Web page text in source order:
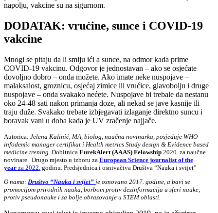
napolju, vakcine su na sigurnom.
DODATAK: vrućine, sunce i COVID-19
vakcine
Mnogi se pitaju da li smiju ići a sunce, na odmor kada prime
COVID-19 vakcinu. Odgovor je jednostavan – ako se osjećate
dovoljno dobro – onda možete. Ako imate neke nuspojave –
malaksalost, groznicu, osjećaj zimice ili vrućice, glavobolju i druge
nuspojave – onda svakako nećete. Nuspojave bi trebale da nestanu
oko 24-48 sati nakon primanja doze, ali nekad se jave kasnije ili
traju duže. Svakako trebate izbjegavati izlaganje direktno suncu i
boravak vani u doba kada je UV zračenje najjače.
Autorica: Jelena Kalinić, MA, biolog, naučna novinarka, posjeduje WHO
infodemic manager certifikat i Health metrics Study design & Evidence based
medicine trening. Dobitnica EurekAlert (AAAS) Felowship 2020. za naučne
novinare. Drugo mjesto u izboru za European Science journalist of the
year za 2022. godinu. Predsjednica i osnivačiva Društva “Nauka i svijet”
O nama: Društvo “Nauka i svijet” je osnovano 2017. godine, a bavi se
promocijom prirodnih nauka, borbom protiv dezinformacija u sferi nauke,
protiv pseudonauke i za bolje obrazovanje u STEM oblasti.